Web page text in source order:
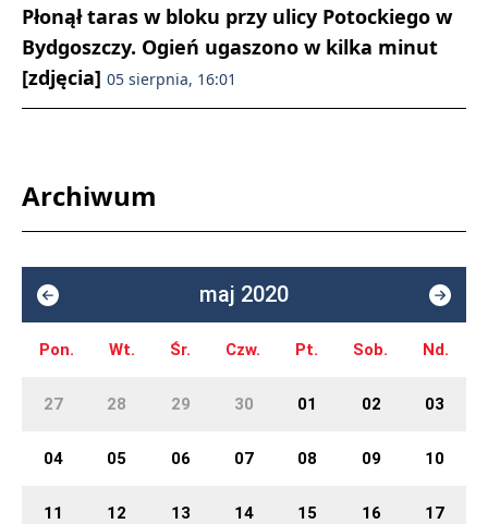
Płonął taras w bloku przy ulicy Potockiego w
Bydgoszczy. Ogień ugaszono w kilka minut
[zdjęcia] 05 sierpnia, 16:01
Archiwum
maj 2020
Pon. Wt. Śr. Czw. Pt. Sob. Nd.
27 28 29 30 01 02 03
04 05 06 07 08 09 10
11 12 13 14 15 16 17